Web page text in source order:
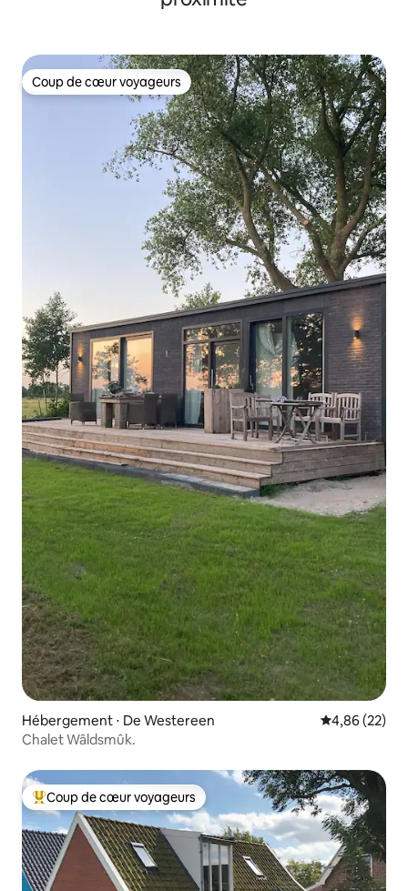
Coup de cœur voyageurs
Coup de cœur voyageurs
Hébergement ⋅ De Westereen Évaluation
4,86 (22)
Chalet Wâldsmûk.
Coups de cœur voyageurs les plus appréciés
Coup de cœur voyageurs